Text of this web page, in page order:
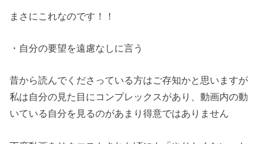
まさにこれなのです！！
・自分の要望を遠慮なしに言う
昔から読んでくださっている方はご存知かと思いますが
私は自分の見た目にコンプレックスがあり、動画内の動
いている自分を見るのがあまり得意ではありません